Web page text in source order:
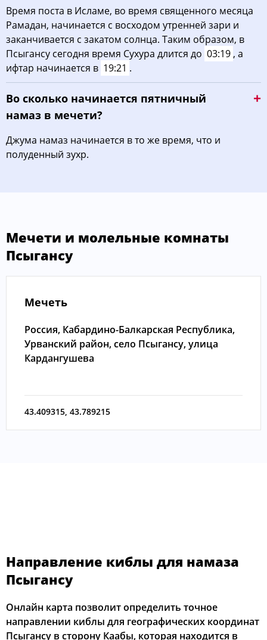
Время поста в Исламе, во время священного месяца
Рамадан, начинается с восходом утренней зари и
заканчивается с закатом солнца. Таким образом, в
Псыгансу сегодня время Сухура длится до 03:19 , а
ифтар начинается в 19:21 .
Во сколько начинается пятничный
намаз в мечети?
Джума намаз начинается в то же время, что и
полуденный зухр.
Мечети и молельные комнаты
Псыгансу
Мечеть
Россия, Кабардино-Балкарская Республика,
Урванский район, село Псыгансу, улица
Кардангушева
43.409315, 43.789215
Направление киблы для намаза
Псыгансу
Онлайн карта позволит определить точное
направлении киблы для географических координат
Псыгансу в сторону Каабы, которая находится в